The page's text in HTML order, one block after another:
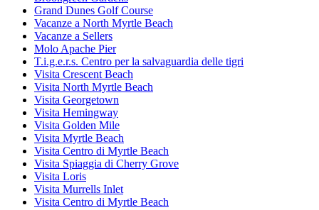
Grand Dunes Golf Course
Vacanze a North Myrtle Beach
Vacanze a Sellers
Molo Apache Pier
T.i.g.e.r.s. Centro per la salvaguardia delle tigri
Visita Crescent Beach
Visita North Myrtle Beach
Visita Georgetown
Visita Hemingway
Visita Golden Mile
Visita Myrtle Beach
Visita Centro di Myrtle Beach
Visita Spiaggia di Cherry Grove
Visita Loris
Visita Murrells Inlet
Visita Centro di Myrtle Beach